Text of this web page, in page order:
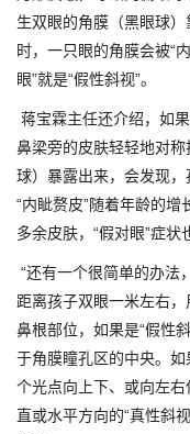
生双眼的角膜（黑眼球
时，一只眼的角膜会被“
眼”就是“假性斜视”。
蒋宝霖主任还介绍，如
鼻梁旁的皮肤轻轻地对
球）暴露出来，会发现，
“内眦赘皮”随着年龄的
多余皮肤，“假对眼”症状
“还有一个很简单的办法
距离孩子双眼一米左右
鼻根部位，如果是“假性
于角膜瞳孔区的中央。
个光点向上下、或向左
直或水平方向的“真性斜